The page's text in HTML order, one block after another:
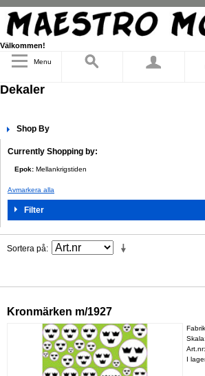
Välkommen!
Menu
Dekaler
Shop By
Currently Shopping by:
Epok: Mellankrigstiden
Avmarkera alla
Filter
Sortera på
Kronmärken m/1927
I